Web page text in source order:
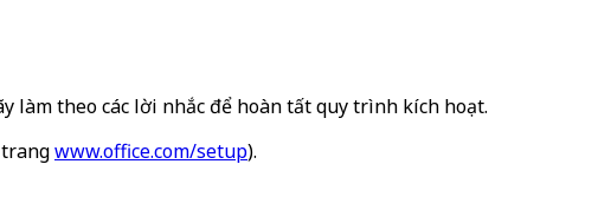
làm theo các lời nhắc để hoàn tất quy trình kích hoạt.
www.office.com/setup).